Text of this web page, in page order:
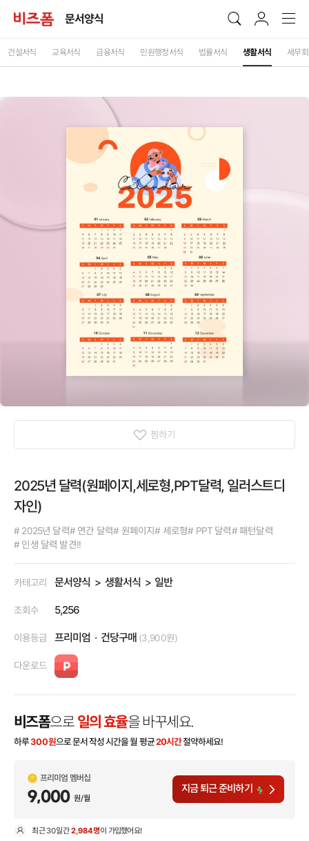
문서양식
건설서식 교육서식 금융서식 민원행정서식 법률서식 생활서식 세무
찜하기
2025년 달력(원페이지,세로형,PPT달력, 일러스트디
자인)
# 2025년 달력# 연간 달력# 원페이지# 세로형# PPT 달력# 패턴달력
# 인생 달력 발견!!
카테고리 문서양식 생활서식 일반
조회수 5,256
이용등급 프리미엄 건당구매 (3,900원)
다운로드
비즈폼으로 일의 효율을 바꾸세요.
하루300원으로 문서 작성 시간을 월 평균20시간절약하세요!
프리미엄 멤버십
9,000 원/월
지금 퇴근 준비하기
최근30일간2,984명이 가입했어요!